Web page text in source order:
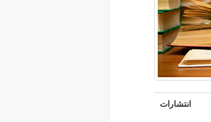
انتشارات